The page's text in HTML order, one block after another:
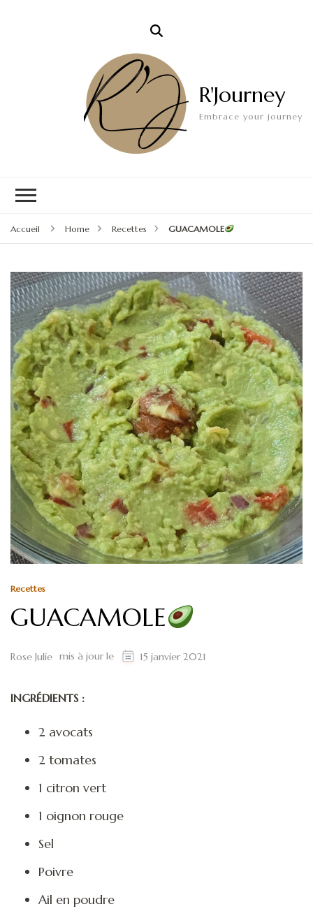
R'Journey
Embrace your journey
Accueil Home Recettes GUACAMOLE
Recettes
GUACAMOLE
Rose Julie mis à jour le 15 janvier 2021
INGRÉDIENTS :
2 avocats
2 tomates
1 citron vert
1 oignon rouge
Sel
Poivre
Ail en poudre